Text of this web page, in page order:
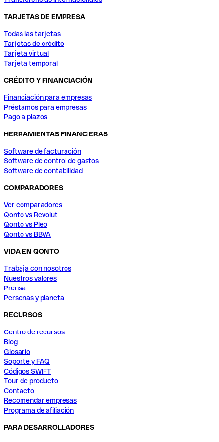
TARJETAS DE EMPRESA
Todas las tarjetas
Tarjetas de crédito
Tarjeta virtual
Tarjeta temporal
CRÉDITO Y FINANCIACIÓN
Financiación para empresas
Préstamos para empresas
Pago a plazos
HERRAMIENTAS FINANCIERAS
Software de facturación
Software de control de gastos
Software de contabilidad
COMPARADORES
Ver comparadores
Qonto vs Revolut
Qonto vs Pleo
Qonto vs BBVA
VIDA EN QONTO
Trabaja con nosotros
Nuestros valores
Prensa
Personas y planeta
RECURSOS
Centro de recursos
Blog
Glosario
Soporte y FAQ
Códigos SWIFT
Tour de producto
Contacto
Recomendar empresas
Programa de afiliación
PARA DESARROLLADORES